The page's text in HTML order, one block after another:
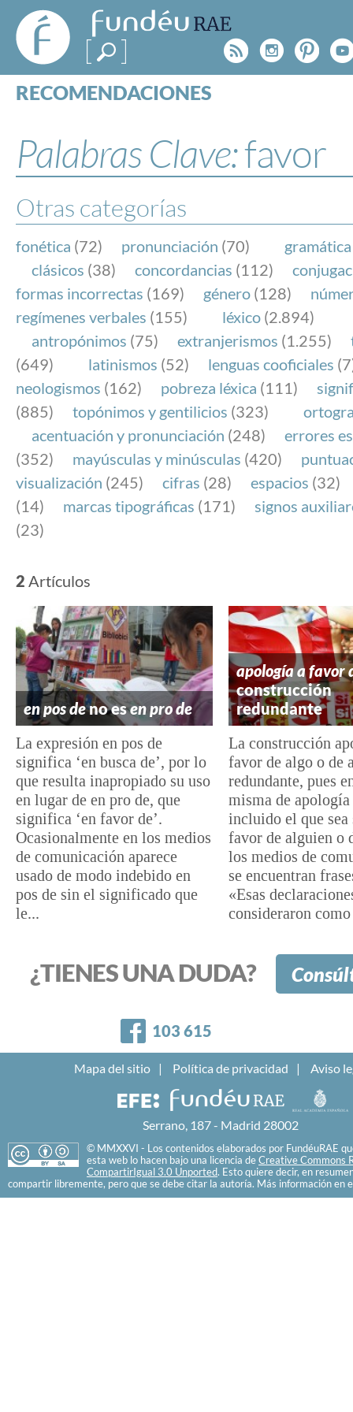
FundéuRAE
- Fundación
del Español
Urgente
Rss
RECOMENDACIONES
ESPECIALES
BLOG
NOTICIAS
SOBRE LA FUNDÉURAE
FundéuRAE es una fundación patrocinada por la
y la Real Academia Española, cuyo objetivo es
el buen uso del español en los medios de
Internet.
Palabras Clave:favor
Otras categorías
fonética (72) pronunciación (70) gramática
clásicos (38) concordancias (112)
formas incorrectas (169) género (128)
regímenes verbales (155) léxico (2.894)
antropónimos (75) extranjerismos (1.255)
(649)
latinismos (52) lenguas cooficiales
neologismos (162) pobreza léxica (111)
(885)
topónimos y gentilicios (323)
acentuación y pronunciación (248)
errores
(352)
mayúsculas y minúsculas (420)
visualización (245) cifras (28) espacios (32)
(14)
marcas tipográficas (171)
signos
(23)
2 Artículos
en pos deno esen pro de
La expresión en pos de
significa ‘en busca de’, por lo
que resulta inapropiado su uso
en lugar de en pro de, que
significa ‘en favor de’.
Ocasionalmente en los medios
de comunicación aparece
usado de modo indebido en
pos de sin el significado que
le...
apología a favor
construcción
redundante
La construcción
favor de algo o de
redundante, pues
misma de apología
incluido el que sea
favor de alguien o
los medios de
se encuentran
«Esas
consideraron
¿TIENES UNA DUDA?
Facebook
103 615
Mapa del sitio Política de privacidad Aviso
Serrano, 187 - Madrid 28002
© MMXXVI - Los contenidos elaborados por FundéuRAE
esta web lo hacen bajo una licencia de Creative Commons
CompartirIgual 3.0 Unported. Esto quiere decir, en
compartir libremente, pero que se debe citar la autoría. Más información en